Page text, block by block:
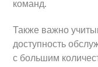
команд.
Также важно
доступность
с большим